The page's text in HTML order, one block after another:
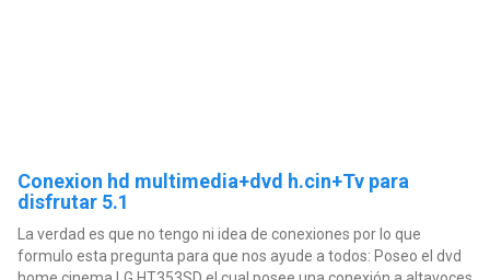
Conexion hd multimedia+dvd h.cin+Tv para
disfrutar 5.1
La verdad es que no tengo ni idea de conexiones por lo que
formulo esta pregunta para que nos ayude a todos: Poseo el dvd